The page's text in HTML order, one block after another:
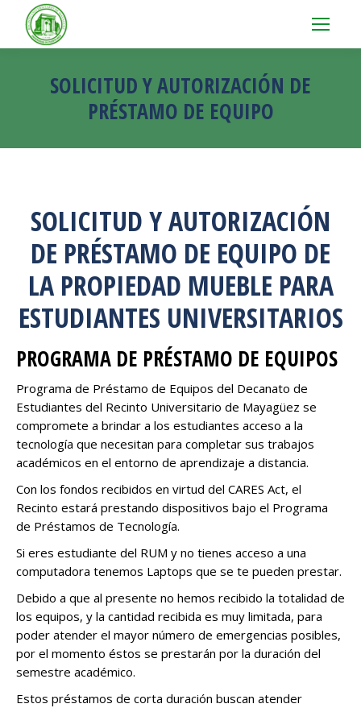
SOLICITUD Y AUTORIZACIÓN DE
PRÉSTAMO DE EQUIPO
SOLICITUD Y AUTORIZACIÓN
DE PRÉSTAMO DE EQUIPO DE
LA PROPIEDAD MUEBLE PARA
ESTUDIANTES UNIVERSITARIOS
PROGRAMA DE PRÉSTAMO DE EQUIPOS
Programa de Préstamo de Equipos del Decanato de
Estudiantes del Recinto Universitario de Mayagüez se
compromete a brindar a los estudiantes acceso a la
tecnología que necesitan para completar sus trabajos
académicos en el entorno de aprendizaje a distancia.
Con los fondos recibidos en virtud del CARES Act, el
Recinto estará prestando dispositivos bajo el Programa
de Préstamos de Tecnología.
Si eres estudiante del RUM y no tienes acceso a una
computadora tenemos Laptops que se te pueden prestar.
Debido a que al presente no hemos recibido la totalidad de
los equipos, y la cantidad recibida es muy limitada, para
poder atender el mayor número de emergencias posibles,
por el momento éstos se prestarán por la duración del
semestre académico.
Estos préstamos de corta duración buscan atender